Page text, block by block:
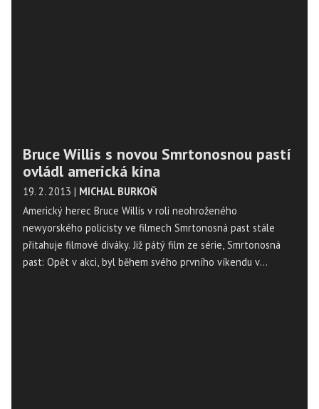
Bruce Willis s novou Smrtonosnou pastí
ovládl americká kina
19. 2. 2013 | MICHAL BURKOŇ
Americký herec Bruce Willis v roli neohroženého
newyorského policisty ve filmech Smrtonosná past stále
přitahuje filmové diváky. Již pátý film ze série, Smrtonosná
past: Opět v akci, byl během svého prvního víkendu v